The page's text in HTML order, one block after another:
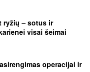
ryžių – sotus ir
visai šeimai
operacijai ir